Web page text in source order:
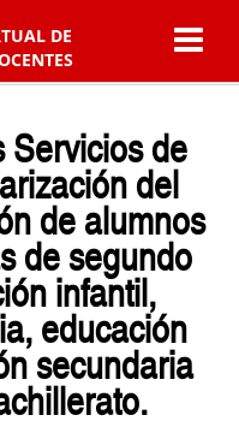
DE
Servicios de
del
de alumnos
desegundo
infantil,
educación
secundaria
.